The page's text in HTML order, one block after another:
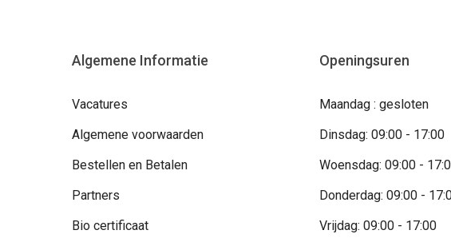
Algemene Informatie
Vacatures
Algemene voorwaarden
Bestellen en Betalen
Partners
Bio certificaat
Openingsuren
Maandag : gesloten
Dinsdag: 09:00 - 17:00
Woensdag: 09:00 -
Donderdag: 09:00 -
Vrijdag: 09:00 - 17:00